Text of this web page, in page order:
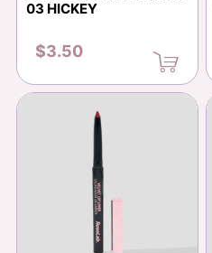
03 HICKEY
$3.50